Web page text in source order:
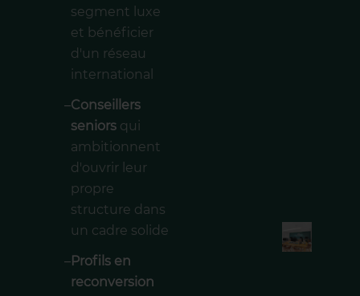
segment luxe
et bénéficier
d'un réseau
international
–Conseillers
seniors qui
ambitionnent
d'ouvrir leur
propre
structure dans
un cadre solide
– Profils en
reconversion